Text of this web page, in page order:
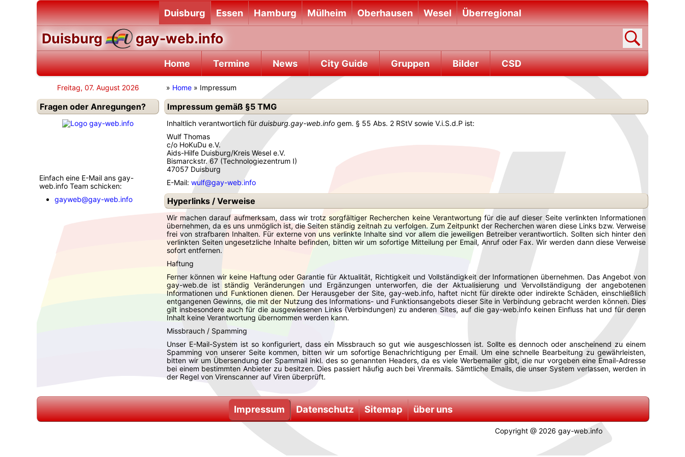
Duisburg Essen Hamburg Mülheim Oberhausen Wesel Überregional
Duisburg gay-web.info
Home Termine News City Guide Gruppen Bilder CSD
Freitag, 07. August 2026
Fragen oder Anregungen?
Einfach eine E-Mail ans gay-
web.info Team schicken:
gayweb@gay-web.info
» Home » Impressum
Impressum gemäß §5 TMG
Inhaltlich verantwortlich für duisburg.gay-web.info gem. § 55 Abs. 2 RStV sowie V.i.S.d.P ist:
Wulf Thomas
c/o HoKuDu e.V.
Aids-Hilfe Duisburg/Kreis Wesel e.V.
Bismarckstr. 67 (Technologiezentrum I)
47057 Duisburg
E-Mail: wulf@gay-web.info
Hyperlinks / Verweise
Wir machen darauf aufmerksam, dass wir trotz sorgfältiger Recherchen keine Verantwortung für die auf dieser Seite verlinkten Informationen
übernehmen, da es uns unmöglich ist, die Seiten ständig zeitnah zu verfolgen. Zum Zeitpunkt der Recherchen waren diese Links bzw. Verweise
frei von strafbaren Inhalten. Für externe von uns verlinkte Inhalte sind vor allem die jeweiligen Betreiber verantwortlich. Sollten sich hinter den
verlinkten Seiten ungesetzliche Inhalte befinden, bitten wir um sofortige Mitteilung per Email, Anruf oder Fax. Wir werden dann diese Verweise
sofort entfernen.
Haftung
Ferner können wir keine Haftung oder Garantie für Aktualität, Richtigkeit und Vollständigkeit der Informationen übernehmen. Das Angebot von
gay-web.de ist ständig Veränderungen und Ergänzungen unterworfen, die der Aktualisierung und Vervollständigung der angebotenen
Informationen und Funktionen dienen. Der Herausgeber der Site, gay-web.info, haftet nicht für direkte oder indirekte Schäden, einschließlich
entgangenen Gewinns, die mit der Nutzung des Informations- und Funktionsangebots dieser Site in Verbindung gebracht werden können. Dies
gilt insbesondere auch für die ausgewiesenen Links (Verbindungen) zu anderen Sites, auf die gay-web.info keinen Einfluss hat und für deren
Inhalt keine Verantwortung übernommen werden kann.
Missbrauch / Spamming
Unser E-Mail-System ist so konfiguriert, dass ein Missbrauch so gut wie ausgeschlossen ist. Sollte es dennoch oder anscheinend zu einem
Spamming von unserer Seite kommen, bitten wir um sofortige Benachrichtigung per Email. Um eine schnelle Bearbeitung zu gewährleisten,
bitten wir um Übersendung der Spammail inkl. des so genannten Headers, da es viele Werbemailer gibt, die nur vorgeben eine Email-Adresse
bei einem bestimmten Anbieter zu besitzen. Dies passiert häufig auch bei Virenmails. Sämtliche Emails, die unser System verlassen, werden in
der Regel von Virenscanner auf Viren überprüft.
Impressum Datenschutz Sitemap über uns
Copyright @ 2026 gay-web.info